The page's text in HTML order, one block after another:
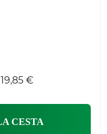
19,85 €
CESTA